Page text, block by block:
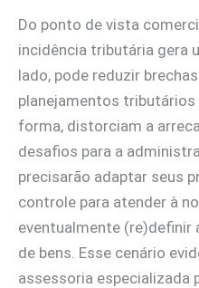
Do ponto de vista
incidência tributária gera
lado, pode reduzir
planejamentos tributários
forma, distorciam a
desafios para a
precisarão adaptar seus
controle para atender à
eventualmente (re)definir
de bens. Esse cenário
assessoria especializada